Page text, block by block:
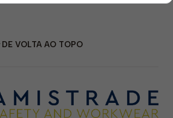
DE VOLTA AO TOPO